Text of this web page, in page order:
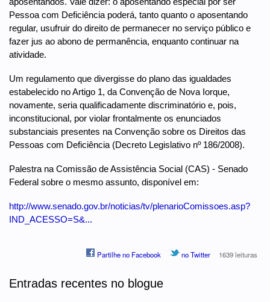
Pessoa com Deficiência poderá, tanto quanto o aposentando
regular, usufruir do direito de permanecer no serviço público e
fazer jus ao abono de permanência, enquanto continuar na
atividade.
Um regulamento que divergisse do plano das igualdades
estabelecido no Artigo 1, da Convenção de Nova Iorque,
novamente, seria qualificadamente discriminatório e, pois,
inconstitucional, por violar frontalmente os enunciados
substanciais presentes na Convenção sobre os Direitos das
Pessoas com Deficiência (Decreto Legislativo nº 186/2008).
Palestra na Comissão de Assistência Social (CAS) - Senado
Federal sobre o mesmo assunto, disponível em:
http://www.senado.gov.br/noticias/tv/plenarioComissoes.asp?
IND_ACESSO=S&...
Partilhe no Facebook no Twitter 1639 leituras
Entradas recentes no blogue